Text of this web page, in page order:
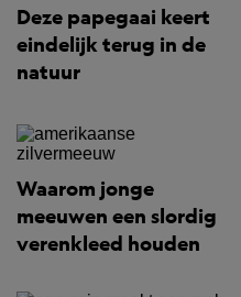
Deze papegaai keert
eindelijk terug in de
natuur
Waarom jonge
meeuwen een slordig
verenkleed houden